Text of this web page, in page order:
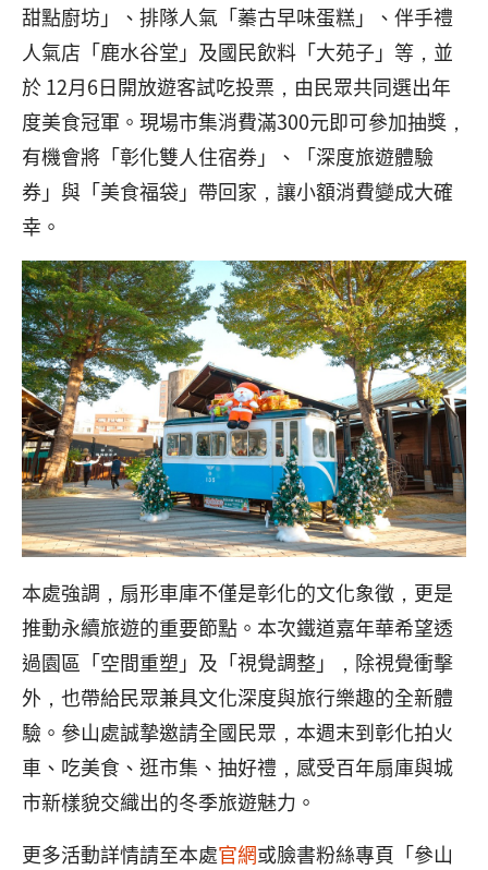
甜點廚坊」、排隊人氣「蓁古早味蛋糕」、伴手禮
人氣店「鹿水谷堂」及國民飲料「大苑子」等，並
於 12月6日開放遊客試吃投票，由民眾共同選出年
度美食冠軍。現場市集消費滿300元即可參加抽獎，
有機會將「彰化雙人住宿券」、「深度旅遊體驗
券」與「美食福袋」帶回家，讓小額消費變成大確
幸。
本處強調，扇形車庫不僅是彰化的文化象徵，更是
推動永續旅遊的重要節點。本次鐵道嘉年華希望透
過園區「空間重塑」及「視覺調整」，除視覺衝擊
外，也帶給民眾兼具文化深度與旅行樂趣的全新體
驗。參山處誠摯邀請全國民眾，本週末到彰化拍火
車、吃美食、逛市集、抽好禮，感受百年扇庫與城
市新樣貌交織出的冬季旅遊魅力。
更多活動詳情請至本處官網或臉書粉絲專頁「參山